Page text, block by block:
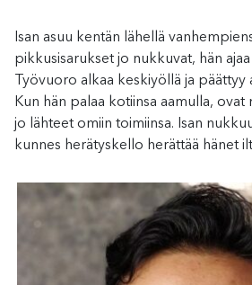
Isan asuu kentän lähellä
pikkusisarukset jo nukkuvat, hän
Työvuoro alkaa keskiyöllä ja päättyy
Kun hän palaa kotiinsa aamulla, ovat
jo lähteet omiin toimiinsa. Isan
kunnes herätyskello herättää hänet